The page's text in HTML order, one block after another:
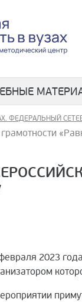
ФЕДЕРАЛЬНЫЙ
2023